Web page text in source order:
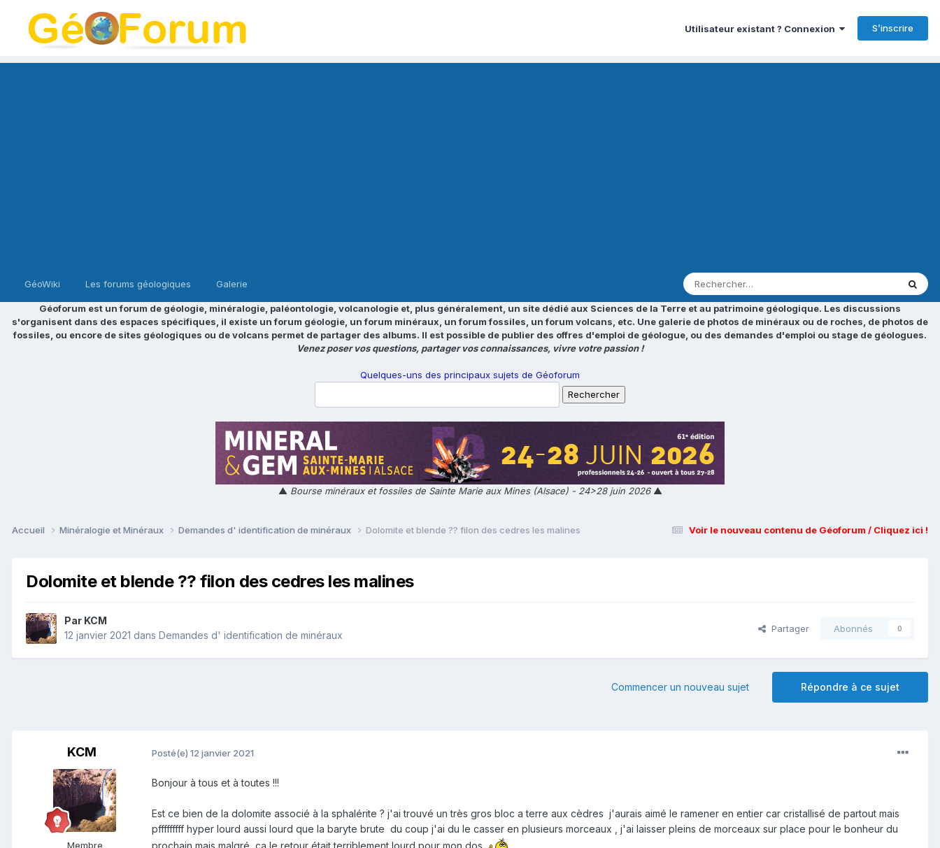
Utilisateur existant ? Connexion S’inscrire
GéoWiki Les forums géologiques Galerie
Géoforum est un forum de géologie, minéralogie, paléontologie, volcanologie et, plus généralement, un site dédié aux Sciences de la Terre et au patrimoine géologique. Les discussions
s'organisent dans des espaces spécifiques, il existe un forum géologie, un forum minéraux, un forum fossiles, un forum volcans, etc. Une galerie de photos de minéraux ou de roches, de photos de
fossiles, ou encore de sites géologiques ou de volcans permet de partager des albums. Il est possible de publier des offres d'emploi de géologue, ou des demandes d'emploi ou stage de géologues.
Venez poser vos questions, partager vos connaissances, vivre votre passion !
Quelques-uns des principaux sujets de Géoforum
▲ Bourse minéraux et fossiles de Sainte Marie aux Mines (Alsace) - 24>28 juin 2026▲
Voir le nouveau contenu de Géoforum / Cliquez ici !
Accueil Minéralogie et Minéraux Demandes d' identification de minéraux Dolomite et blende ?? filon des cedres les malines
Dolomite et blende ?? filon des cedres les malines
Par KCM
12 janvier 2021 dans Demandes d' identification de minéraux
Partager Abonnés 0
Répondre à ce sujet
Commencer un nouveau sujet
KCM
Membre
Posté(e) 12 janvier 2021
Bonjour à tous et à toutes !!!
Est ce bien de la dolomite associé à la sphalérite ? j'ai trouvé un très gros bloc a terre aux cèdres j'aurais aimé le ramener en entier car cristallisé de partout mais
pfffffffff hyper lourd aussi lourd que la baryte brute du coup j'ai du le casser en plusieurs morceaux , j'ai laisser pleins de morceaux sur place pour le bonheur du